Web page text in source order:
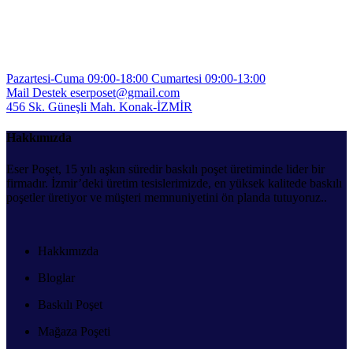
Pazartesi-Cuma 09:00-18:00 Cumartesi 09:00-13:00
Mail Destek eserposet@gmail.com
456 Sk. Güneşli Mah. Konak-İZMİR
Hakkımızda
Eser Poşet, 15 yılı aşkın süredir baskılı poşet üretiminde lider bir
firmadır. İzmir’deki üretim tesislerimizde, en yüksek kalitede baskılı
poşetler üretiyor ve müşteri memnuniyetini ön planda tutuyoruz..
Hakkımızda
Bloglar
Baskılı Poşet
Mağaza Poşeti